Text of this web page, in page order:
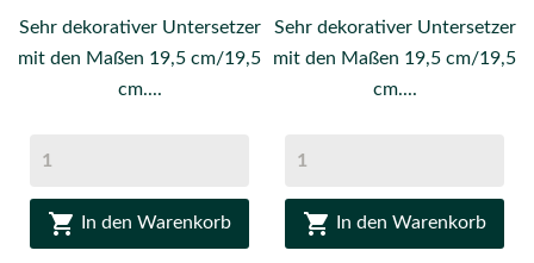
Sehr dekorativer Untersetzer
mit den Maßen 19,5 cm/19,5
cm....
 In den Warenkorb
Sehr dekorativer Untersetzer
mit den Maßen 19,5 cm/19,5
cm....
 In den Warenkorb